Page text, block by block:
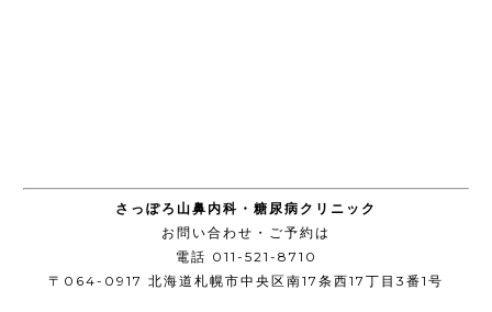
さっぽろ山鼻内科・糖尿病クリニック
お問い合わせ・ご予約は
電話 011-521-8710
〒064-0917 北海道札幌市中央区南17条西17丁目3番1号